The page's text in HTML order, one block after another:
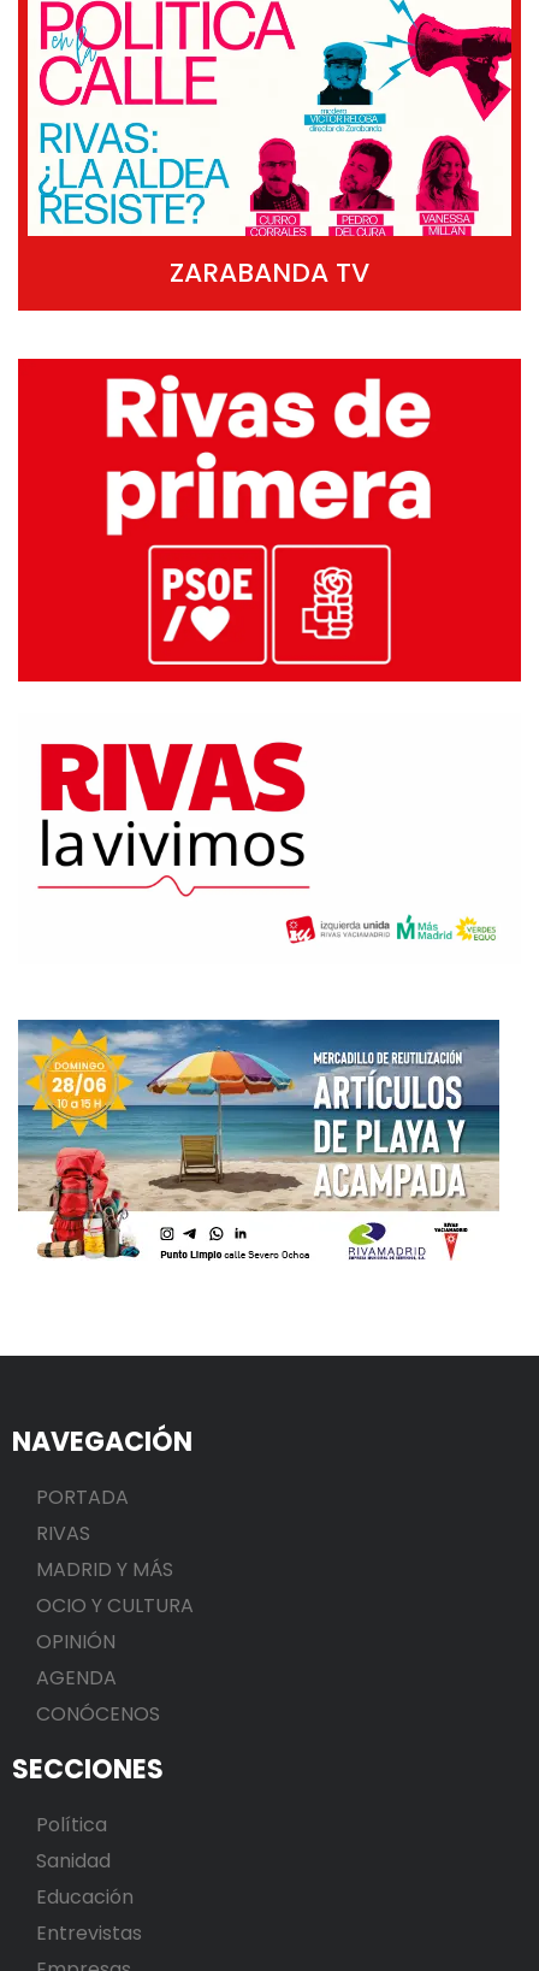
ZARABANDA TV
NAVEGACIÓN
PORTADA
RIVAS
MADRID Y MÁS
OCIO Y CULTURA
OPINIÓN
AGENDA
CONÓCENOS
SECCIONES
Política
Sanidad
Educación
Entrevistas